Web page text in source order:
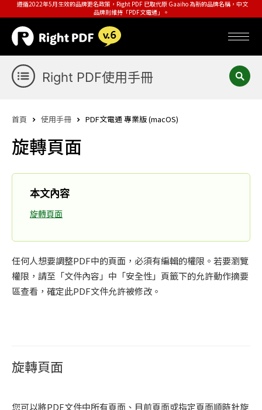
遵循2022年5月生效的品牌更名政策，Right PDF 已取代原 Gaaiho 為新的品牌名稱，中文
品牌則維持「PDF文電通」。
Right PDF使用手冊
首頁 使用手冊 PDF文電通 專業版 (macOS)
旋轉頁面
本文內容
旋轉頁面
任何人想要調整PDF中的頁面，必須有編輯的權限。若要瀏覽
權限，請至「文件內容」中「安全性」頁籤下的允許動作摘要
區查看，確定此PDF文件允許被修改。
旋轉頁面
您可以將PDF文件中所有頁面、目前頁面或指定頁面順時針旋